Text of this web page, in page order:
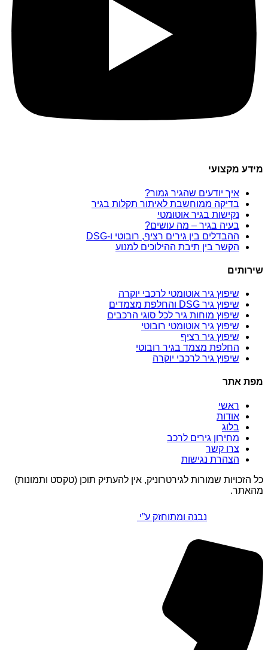
מידע מקצועי
איך יודעים שהגיר גמור?
בדיקה ממוחשבת לאיתור תקלות בגיר
נקישות בגיר אוטומטי
בעיה בגיר – מה עושים?
ההבדלים בין גירים רציף, רובוטי ו-DSG
הקשר בין תיבת ההילוכים למנוע
שירותים
שיפוץ גיר אוטומטי לרכבי יוקרה
שיפוץ גיר DSG והחלפת מצמדים
שיפוץ מוחות גיר לכל סוגי הרכבים
שיפוץ גיר אוטומטי רובוטי
שיפוץ גיר רציף
החלפת מצמד בגיר רובוטי
שיפוץ גיר לרכבי יוקרה
מפת אתר
ראשי
אודות
בלוג
מחירון גירים לרכב
צרו קשר
הצהרת נגישות
כל הזכויות שמורות לגירטרוניק, אין להעתיק תוכן (טקסט ותמונות)
מהאתר.
נבנה ומתוחזק ע”י